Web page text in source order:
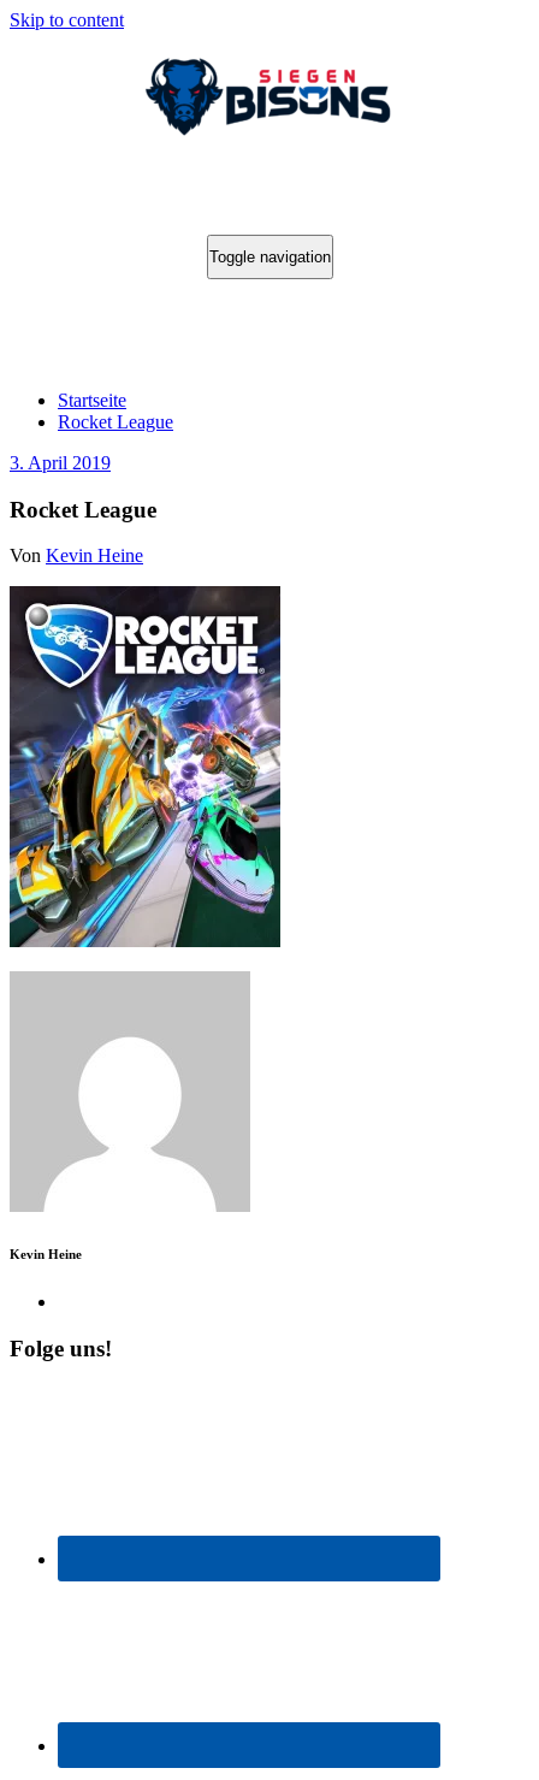
Skip to content
Toggle navigation
Startseite
Rocket League
3. April 2019
Rocket League
Von Kevin Heine
Kevin Heine
Folge uns!